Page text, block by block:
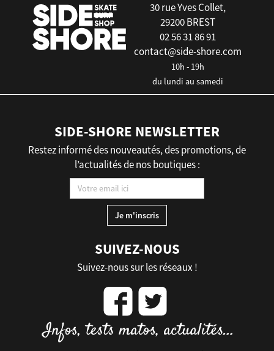
30 rue Yves Collet,
29200 BREST
02 56 31 86 91
contact@side-shore.com
10h - 19h
du lundi au samedi
SIDE-SHORE NEWSLETTER
Restez informé des nouveautés, des promotions, de
l’actualités de nos boutiques :
SUIVEZ-NOUS
Suivez-nous sur les réseaux !